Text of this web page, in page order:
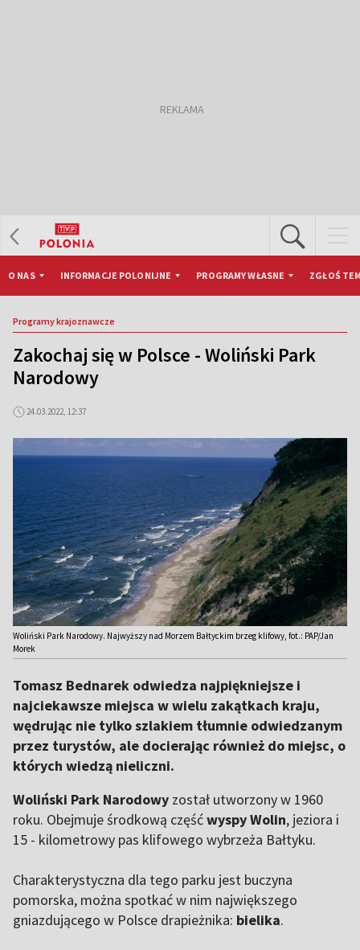
O NAS INFORMACJE POLONIJNE PROGRAMY WŁASNE ZGŁOŚ
Programy krajoznawcze
Zakochaj się w Polsce - Woliński Park
Narodowy
24.03.2022, 12:37
Woliński Park Narodowy. Najwyższy nad Morzem Bałtyckim brzeg klifowy, fot.: PAP/Jan
Morek
Tomasz Bednarek odwiedza najpiękniejsze i
najciekawsze miejsca w wielu zakątkach kraju,
wędrując nie tylko szlakiem tłumnie odwiedzanym
przez turystów, ale docierając również do miejsc, o
których wiedzą nieliczni.
Woliński Park Narodowy został utworzony w 1960
roku. Obejmuje środkową częśćwyspy Wolin, jeziora i
15 - kilometrowy pas klifowego wybrzeża Bałtyku.
Charakterystyczna dla tego parku jest buczyna
pomorska, można spotkać w nim największego
gniazdującego w Polsce drapieżnika: bielika.